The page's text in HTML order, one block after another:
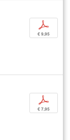
p
€ 9,95
p
€ 7,95